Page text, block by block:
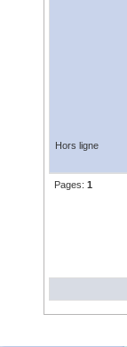
Hors ligne
Pages: 1